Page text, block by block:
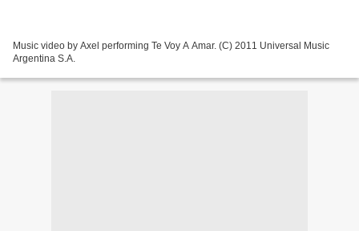
Music video by Axel performing Te Voy A Amar. (C) 2011 Universal Music
Argentina S.A.